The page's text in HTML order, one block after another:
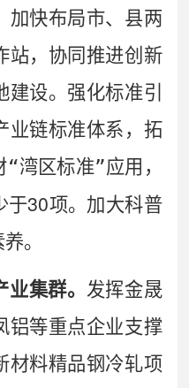
加快布局市、县两
站，协同推进创新
设。 强化标准引
业链标准体系，拓
“湾区标准”应用，
于30项。加大科普
。
集群。 发挥金晟
铝等重点企业支撑
材料精品钢冷轧项